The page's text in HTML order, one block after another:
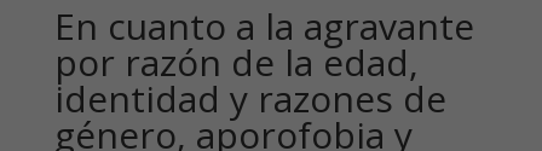
En cuanto a la agravante
por razón de la edad,
identidad y razones de
género, aporofobia y